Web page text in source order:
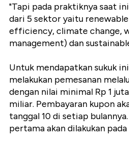
"Tapi pada praktiknya saat
dari 5 sektor yaitu
efficiency, climate change,
management) dan
Untuk mendapatkan sukuk
melakukan pemesanan
dengan nilai minimal Rp 1
miliar. Pembayaran kupon
tanggal 10 di setiap
pertama akan dilakukan pada